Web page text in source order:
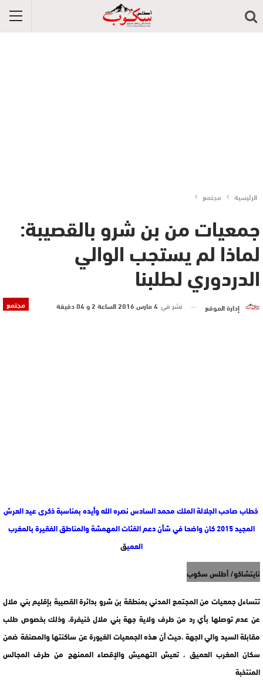
الرئيسية مجتمع
جمعيات من بن شرو بالقصيبة:
لماذا لم يستجب الوالي
الدردوري لطلبنا
مجتمع إدارة الموقع نشر في 4 مارس 2016 الساعة 2 و 04 دقيقة
خطاب صاحب الجلالة الملك محمد السادس نصره الله وأيده بمناسبة ذكرى عيد العرش
المجيد 2015 كان واضحا في شأن دعم الفئات المهمشة والمناطق الفقيرة بالمغرب
العميق
نايتشاكو/ أطلس سكوب
تتساءل جمعيات من المجتمع المدني بمنطقة بن شرو بدائرة القصيبة بإقليم بني ملال
عن عدم توصلها بأي رد من طرف ولاية جهة بني ملال خنيفرة، وذلك بخصوص طلب
مقابلة السيد والي الجهة ،حيث أن هذه الجمعيات الغيورة عن ساكنتها والمصنفة ضمن
سكان المغرب العميق ، تعيش التهميش والإقصاء الممنهج من طرف المجالس
المنتخبة